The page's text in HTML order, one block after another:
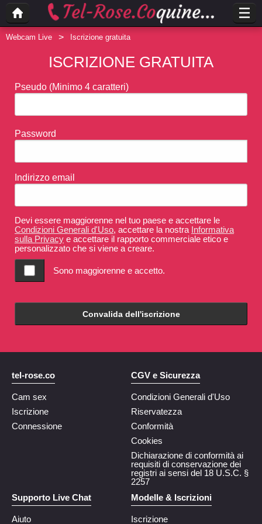
Webcam Live Iscrizione gratuita
ISCRIZIONE GRATUITA
Pseudo (Minimo 4 caratteri)
Password
Indirizzo email
Devi essere maggiorenne nel tuo paese e accettare le
Condizioni Generali d'Uso, accettare la nostra Informativa
sulla Privacy e accettare il rapporto commerciale etico e
personalizzato che si viene a creare.
Sono maggiorenne e accetto.
Convalida dell'iscrizione
tel-rose.co
Cam sex
Iscrizione
Connessione
CGV e Sicurezza
Condizioni Generali d'Uso
Riservatezza
Conformità
Cookies
Dichiarazione di conformità ai
requisiti di conservazione dei
registri ai sensi del 18 U.S.C. §
2257
Supporto Live Chat
Aiuto
Modelle & Iscrizioni
Iscrizione